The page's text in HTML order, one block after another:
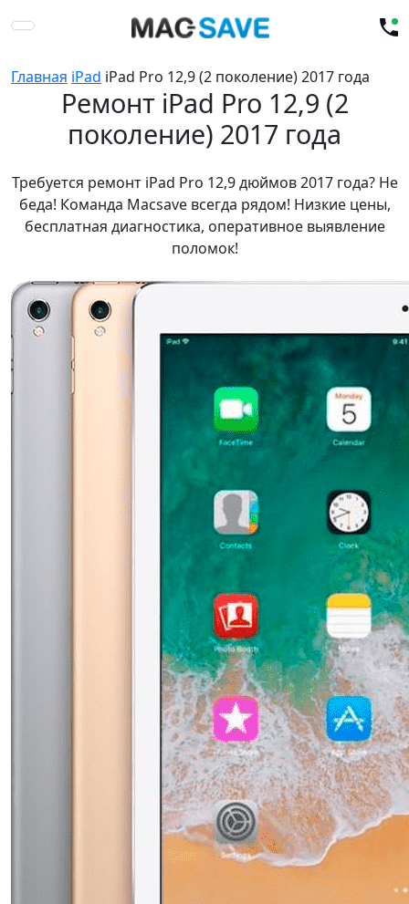
Главная iPad iPad Pro 12,9 (2 поколение) 2017 года
Ремонт iPad Pro 12,9 (2
поколение) 2017 года
Требуется ремонт iPad Pro 12,9 дюймов 2017 года? Не
беда! Команда Macsave всегда рядом! Низкие цены,
бесплатная диагностика, оперативное выявление
поломок!